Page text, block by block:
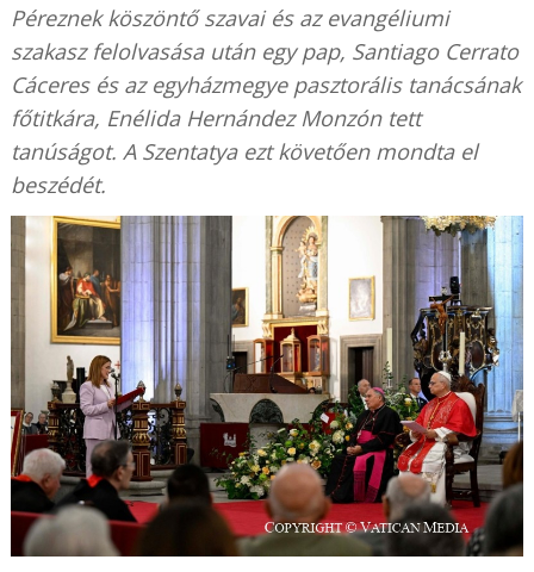
Péreznek köszöntő szavai és az evangéliumi
szakasz felolvasása után egy pap, Santiago Cerrato
Cáceres és az egyházmegye pasztorális tanácsának
főtitkára, Enélida Hernández Monzón tett
tanúságot. A Szentatya ezt követően mondta el
beszédét.